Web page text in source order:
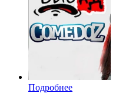
Подробнее